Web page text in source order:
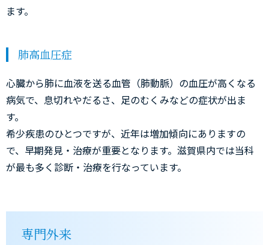
ます。
肺高血圧症
心臓から肺に血液を送る血管（肺動脈）の血圧が高くなる
病気で、息切れやだるさ、足のむくみなどの症状が出ま
す。
希少疾患のひとつですが、近年は増加傾向にありますの
で、早期発見・治療が重要となります。滋賀県内では当科
が最も多く診断・治療を行なっています。
専門外来